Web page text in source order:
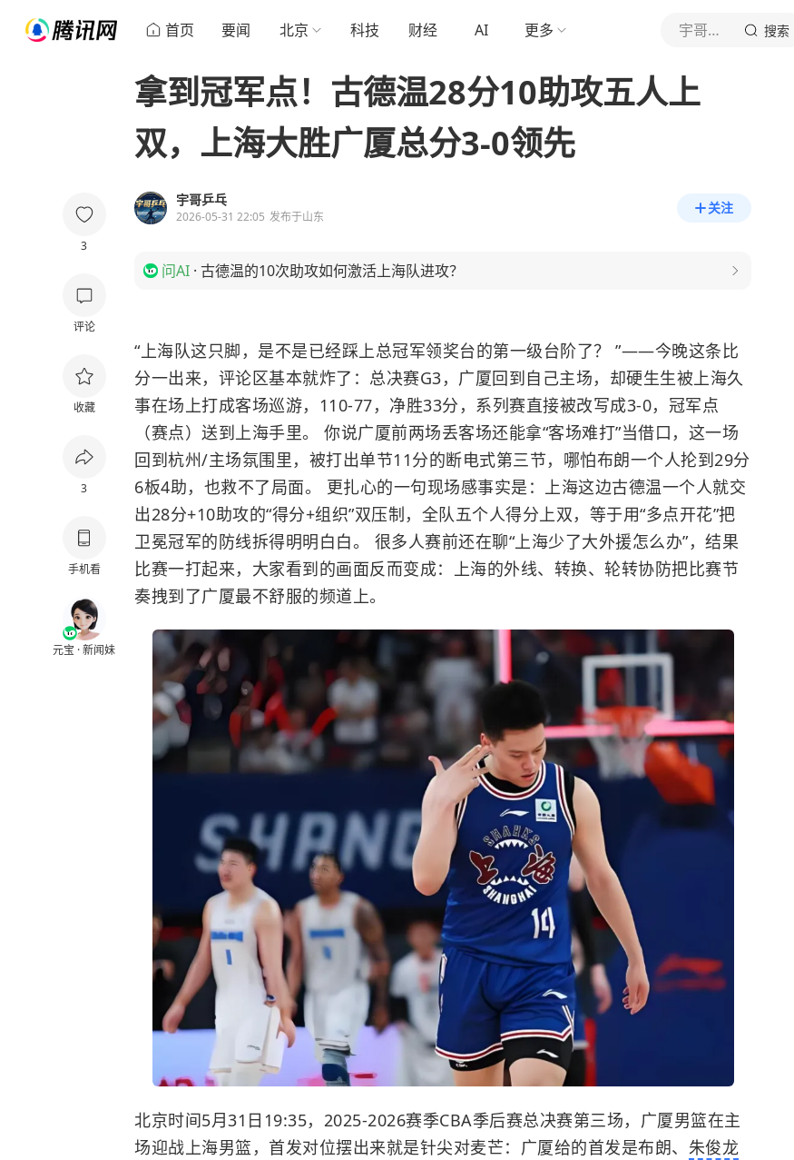
首页 要闻 北京 科技 财经 AI 更多 宇哥乒乓 搜索
3
评论
收藏
3
手机看
元宝 · 新闻妹
拿到冠军点！古德温28分10助攻五人上
双，上海大胜广厦总分3-0领先
宇哥乒乓
2026-05-31 22:05 发布于山东
关注
问AI · 古德温的10次助攻如何激活上海队进攻？
“上海队这只脚，是不是已经踩上总冠军领奖台的第一级台阶了？ ”——今晚这条比
分一出来，评论区基本就炸了：总决赛G3，广厦回到自己主场，却硬生生被上海久
事在场上打成客场巡游，110-77，净胜33分，系列赛直接被改写成3-0，冠军点
（赛点）送到上海手里。 你说广厦前两场丢客场还能拿“客场难打”当借口，这一场
回到杭州/主场氛围里，被打出单节11分的断电式第三节，哪怕布朗一个人抡到29分
6板4助，也救不了局面。 更扎心的一句现场感事实是：上海这边古德温一个人就交
出28分+10助攻的“得分+组织”双压制，全队五个人得分上双，等于用“多点开花”把
卫冕冠军的防线拆得明明白白。 很多人赛前还在聊“上海少了大外援怎么办”，结果
比赛一打起来，大家看到的画面反而变成：上海的外线、转换、轮转协防把比赛节
奏拽到了广厦最不舒服的频道上。
北京时间5月31日19:35，2025-2026赛季CBA季后赛总决赛第三场，广厦男篮在主
场迎战上海男篮，首发对位摆出来就是针尖对麦芒：广厦给的首发是布朗、 朱俊龙